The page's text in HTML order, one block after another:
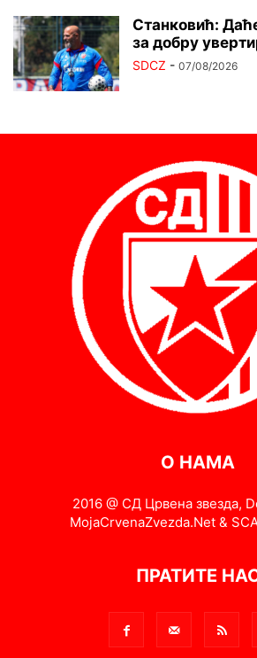
Станковић:
за добру
SDCZ - 07/08/2026
О НАМА
2016 @ СД Црвена звезда,
MojaCrvenaZvezda.Net &
ПРАТИТЕ